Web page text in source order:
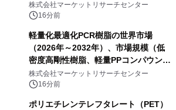
株式会社マーケットリサーチセンター
16分前
軽量化最適化PCR樹脂の世界市場
（2026年～2032年）、市場規模（低
密度高剛性樹脂、軽量PPコンパウン
ド、強化軽量ブレンド、軽量PCR
PA、その他）・分析レポートを発表
株式会社マーケットリサーチセンター
16分前
ポリエチレンテレフタレート（PET）